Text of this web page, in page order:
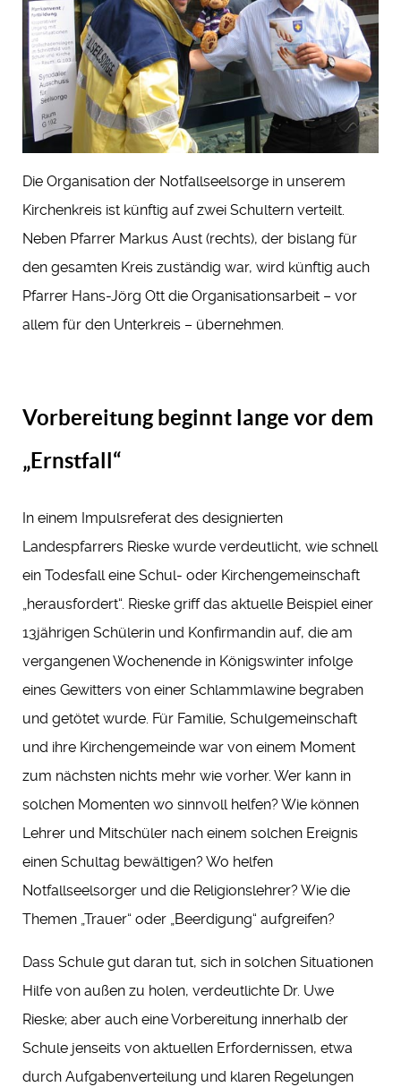
Die Organisation der Notfallseelsorge in unserem
Kirchenkreis ist künftig auf zwei Schultern verteilt.
Neben Pfarrer Markus Aust (rechts), der bislang für
den gesamten Kreis zuständig war, wird künftig auch
Pfarrer Hans-Jörg Ott die Organisationsarbeit – vor
allem für den Unterkreis – übernehmen.
Vorbereitung beginnt lange vor dem
„Ernstfall“
In einem Impulsreferat des designierten
Landespfarrers Rieske wurde verdeutlicht, wie schnell
ein Todesfall eine Schul- oder Kirchengemeinschaft
„herausfordert“. Rieske griff das aktuelle Beispiel einer
13jährigen Schülerin und Konfirmandin auf, die am
vergangenen Wochenende in Königswinter infolge
eines Gewitters von einer Schlammlawine begraben
und getötet wurde. Für Familie, Schulgemeinschaft
und ihre Kirchengemeinde war von einem Moment
zum nächsten nichts mehr wie vorher. Wer kann in
solchen Momenten wo sinnvoll helfen? Wie können
Lehrer und Mitschüler nach einem solchen Ereignis
einen Schultag bewältigen? Wo helfen
Notfallseelsorger und die Religionslehrer? Wie die
Themen „Trauer“ oder „Beerdigung“ aufgreifen?
Dass Schule gut daran tut, sich in solchen Situationen
Hilfe von außen zu holen, verdeutlichte Dr. Uwe
Rieske; aber auch eine Vorbereitung innerhalb der
Schule jenseits von aktuellen Erfordernissen, etwa
durch Aufgabenverteilung und klaren Regelungen